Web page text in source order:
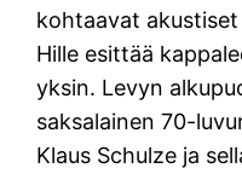
kohtaavat
Hille esittää
yksin. Levyn
saksalainen 70-
Klaus Schulze ja